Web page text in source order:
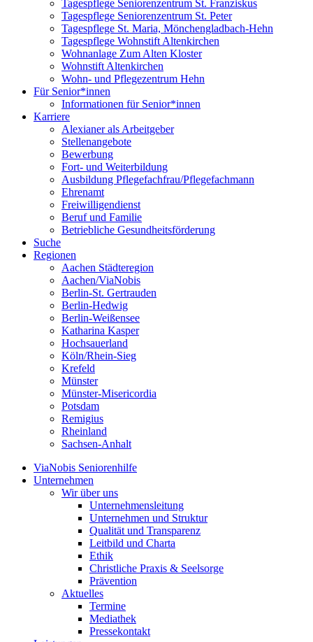
Tagespflege Seniorenzentrum St. Franziskus
Tagespflege Seniorenzentrum St. Peter
Tagespflege St. Maria, Mönchengladbach-Hehn
Tagespflege Wohnstift Altenkirchen
Wohnanlage Zum Alten Kloster
Wohnstift Altenkirchen
Wohn- und Pflegezentrum Hehn
Für Senior*innen
Informationen für Senior*innen
Karriere
Alexianer als Arbeitgeber
Stellenangebote
Bewerbung
Fort- und Weiterbildung
Ausbildung Pflegefachfrau/Pflegefachmann
Ehrenamt
Freiwilligendienst
Beruf und Familie
Betriebliche Gesundheitsförderung
Suche
Regionen
Aachen Städteregion
Aachen/ViaNobis
Berlin-St. Gertrauden
Berlin-Hedwig
Berlin-Weißensee
Katharina Kasper
Hochsauerland
Köln/Rhein-Sieg
Krefeld
Münster
Münster-Misericordia
Potsdam
Remigius
Rheinland
Sachsen-Anhalt
ViaNobis Seniorenhilfe
Unternehmen
Wir über uns
Unternehmensleitung
Unternehmen und Struktur
Qualität und Transparenz
Leitbild und Charta
Ethik
Christliche Praxis & Seelsorge
Prävention
Aktuelles
Termine
Mediathek
Pressekontakt